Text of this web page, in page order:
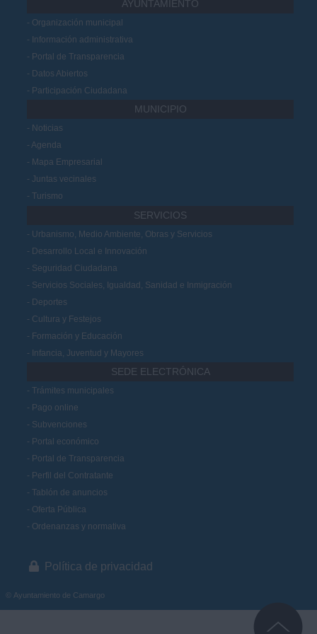
AYUNTAMIENTO
Organización municipal
Información administrativa
Portal de Transparencia
Datos Abiertos
Participación Ciudadana
MUNICIPIO
Noticias
Agenda
Mapa Empresarial
Juntas vecinales
Turismo
SERVICIOS
Urbanismo, Medio Ambiente, Obras y Servicios
Desarrollo Local e Innovación
Seguridad Ciudadana
Servicios Sociales, Igualdad, Sanidad e Inmigración
Deportes
Cultura y Festejos
Formación y Educación
Infancia, Juventud y Mayores
SEDE ELECTRÓNICA
Trámites municipales
Pago online
Subvenciones
Portal económico
Portal de Transparencia
Perfil del Contratante
Tablón de anuncios
Oferta Pública
Ordenanzas y normativa
Política de privacidad
© Ayuntamiento de Camargo